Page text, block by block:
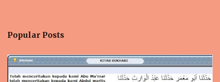
Popular Posts